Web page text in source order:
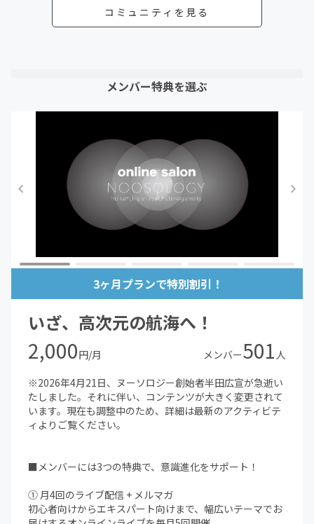
コミュニティを見る
メンバー特典を選ぶ
3ヶ月プランで特別割引！
いざ、高次元の航海へ！
2,000円/月 メンバー501 人
※2026年4月21日、ヌーソロジー創始者半田広宣が急逝い
たしました。それに伴い、コンテンツが大きく変更されて
います。現在も調整中のため、詳細は最新のアクティビテ
ィよりご覧ください。
■メンバーには3つの特典で、意識進化をサポート！
① 月4回のライブ配信 + メルマガ
初心者向けからエキスパート向けまで、幅広いテーマでお